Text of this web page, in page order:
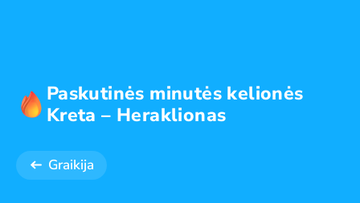
Paskutinės minutės kelionės
Kreta – Heraklionas
Graikija